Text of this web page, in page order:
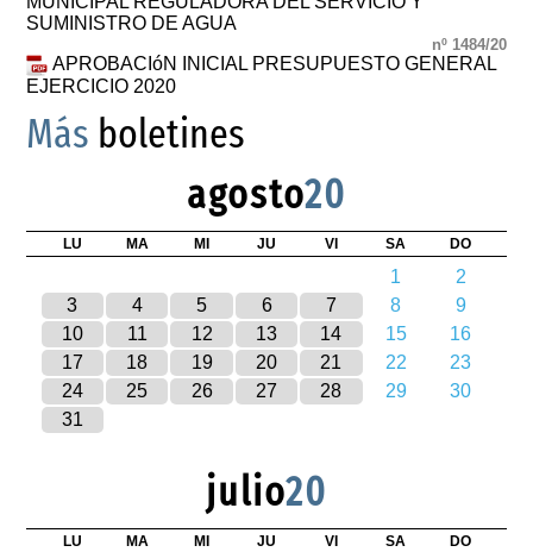
SUMINISTRO DE AGUA
nº 1484/20
APROBACIóN INICIAL PRESUPUESTO GENERAL
EJERCICIO 2020
Más boletines
agosto20
LU MA MI JU VI SA DO
1
2
3
4 5 6 7 8
9
10
11 12 13 14 15
16
17
18 19 20 21 22
23
24
25 26 27 28 29
30
31
julio20
LU MA MI JU VI SA DO